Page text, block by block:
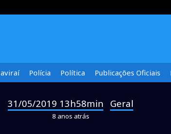
Polícia Política Publicações Oficiais
31/05/2019 13h58min Geral
8 anos atrás